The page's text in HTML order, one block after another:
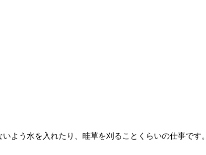
よう水を入れたり、畦草を刈ることくらいの仕事です。